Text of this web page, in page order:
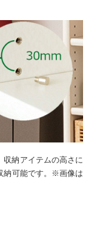
収納アイテムの高さに
納可能です。※画像は